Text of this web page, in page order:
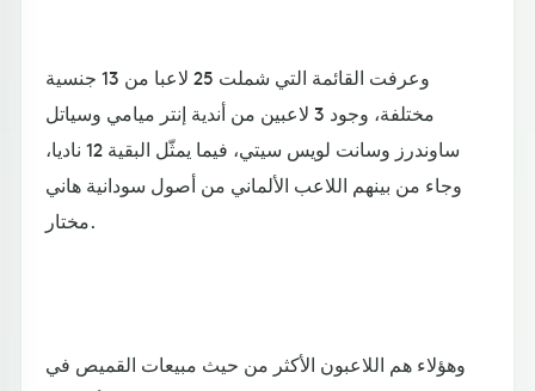
وعرفت القائمة التي شملت 25 لاعبا من 13 جنسية
مختلفة، وجود 3 لاعبين من أندية إنتر ميامي وسياتل
ساوندرز وسانت لويس سيتي، فيما يمثّل البقية 12 ناديا،
وجاء من بينهم اللاعب الألماني من أصول سودانية هاني
مختار.
وهؤلاء هم اللاعبون الأكثر من حيث مبيعات القميص في